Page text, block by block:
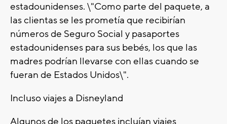
estadounidenses. \"Como parte del paquete, a
las clientas se les prometía que recibirían
números de Seguro Social y pasaportes
estadounidenses para sus bebés, los que las
madres podrían llevarse con ellas cuando se
fueran de Estados Unidos\".
Incluso viajes a Disneyland
Algunos de los paquetes incluían viajes